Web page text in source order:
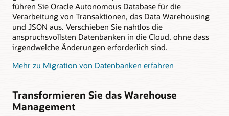
führen Sie Oracle Autonomous Database für die
Verarbeitung von Transaktionen, das Data Warehousing
und JSON aus. Verschieben Sie nahtlos die
anspruchsvollsten Datenbanken in die Cloud, ohne dass
irgendwelche Änderungen erforderlich sind.
Mehr zu Migration von Datenbanken erfahren
Transformieren Sie das Warehouse
Management